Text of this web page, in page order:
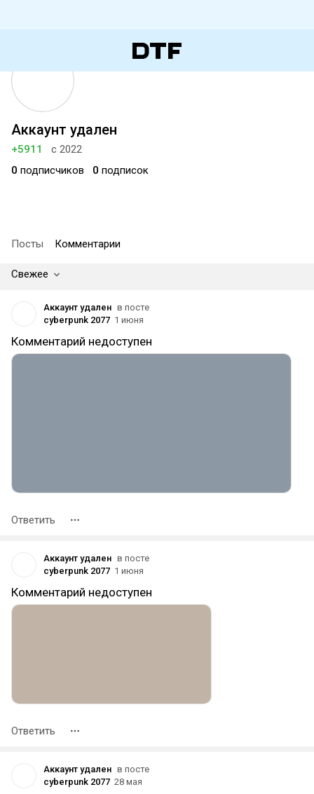
Аккаунт удален
+5911
с 2022
0 подписчиков 0 подписок
Посты Комментарии
Свежее
Аккаунт удален в посте
cyberpunk 2077 1 июня
Комментарий недоступен
Ответить
Аккаунт удален в посте
cyberpunk 2077 1 июня
Комментарий недоступен
Ответить
Аккаунт удален в посте
cyberpunk 2077 28 мая